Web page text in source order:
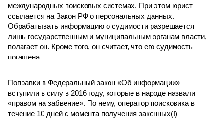
международных поисковых системах. При этом юрист
ссылается на Закон РФ о персональных данных.
Обрабатывать информацию о судимости разрешается
лишь государственным и муниципальным органам власти,
полагает он. Кроме того, он считает, что его судимость
погашена.
Поправки в Федеральный закон «Об информации»
вступили в силу в 2016 году, которые в народе назвали
«правом на забвение». По нему, оператор поисковика в
течение 10 дней с момента получения законных(!)